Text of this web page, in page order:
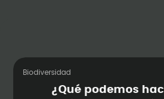
Biodiversidad
¿Qué podemos